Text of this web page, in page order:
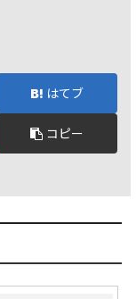
はてブ
コピー